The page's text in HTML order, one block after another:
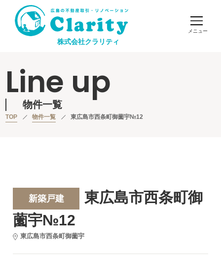
株式会社クラリティ
Line up
物件一覧
TOP 物件一覧 東広島市西条町御薗宇№12
新築戸建
東広島市西条町御
薗宇№12
東広島市西条町御薗宇